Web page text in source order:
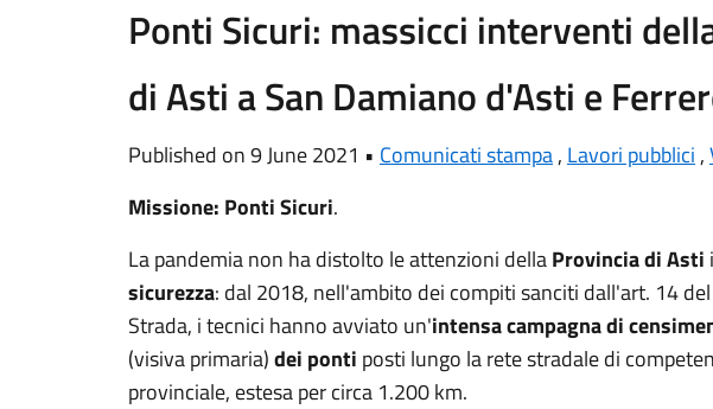
Ponti Sicuri: massicci interventi
di Asti a San Damiano d'Asti e
Published on 9 June 2021 • Comunicati stampa, Lavori pubblici ,
Missione: Ponti Sicuri.
La pandemia non ha distolto le attenzioni dellaProvincia di Asti
sicurezza: dal 2018, nell'ambito dei compiti sanciti dall'art. 14
Strada, i tecnici hanno avviato un'intensa campagna di
(visiva primaria)dei ponti posti lungo la rete stradale di
provinciale, estesa per circa 1.200 km.